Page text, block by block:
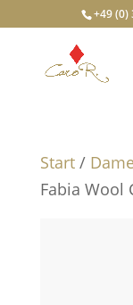
+49 (0)
Start/
Fabia Wool